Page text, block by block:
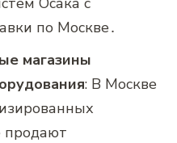
по Москве․
магазины
: В Москве
продают